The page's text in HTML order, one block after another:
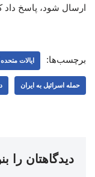
ارسال شود، پاسخ داد
برچسب‌ها: ایالات متحده
حمله اسرائیل به ایران
دیدگاهتان را